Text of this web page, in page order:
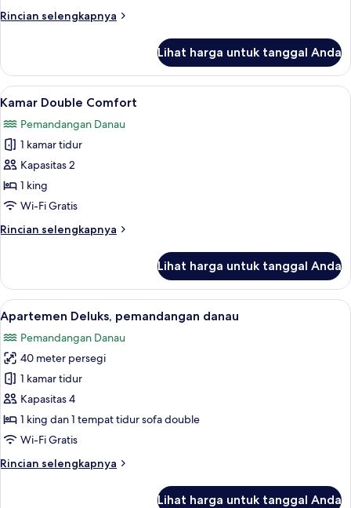
Rincian selengkapnya
Rincian
Kamar
Double
Comfort
Lihat harga untuk tanggal Anda
Lihat
semua
foto
untuk
Kamar
Double
Comfort
Kamar Double Comfort | Ruang
15
Kamar Double Comfort
Pemandangan Danau
1 kamar tidur
Kapasitas 2
1 king
Wi-Fi Gratis
Rincian selengkapnya
Rincian
Kamar
Double
Comfort
Lihat harga untuk tanggal Anda
Lihat
semua
foto
untuk
Apartemen
Deluks,
pemandangan
danau
24
Apartemen Deluks, pemandangan danau
Pemandangan Danau
40 meter persegi
1 kamar tidur
Kapasitas 4
1 king dan 1 tempat tidur sofa double
Wi-Fi Gratis
Rincian selengkapnya
Rincian
Lihat harga untuk tanggal Anda